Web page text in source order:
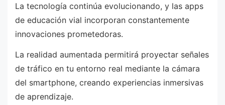
La tecnología continúa evolucionando, y las apps
de educación vial incorporan constantemente
innovaciones prometedoras.
La realidad aumentada permitirá proyectar señales
de tráfico en tu entorno real mediante la cámara
del smartphone, creando experiencias inmersivas
de aprendizaje.